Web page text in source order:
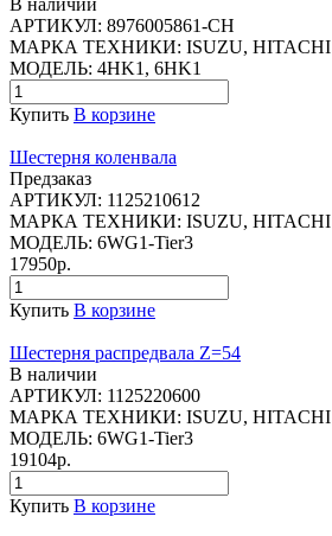
АРТИКУЛ: 8976005861-CH
МАРКА ТЕХНИКИ: ISUZU, HITACHI
МОДЕЛЬ: 4HK1, 6HK1
Купить В корзине
Шестерня коленвала
Предзаказ
АРТИКУЛ: 1125210612
МАРКА ТЕХНИКИ: ISUZU, HITACHI
МОДЕЛЬ: 6WG1-Tier3
17950р.
Купить В корзине
Шестерня распредвала Z=54
В наличии
АРТИКУЛ: 1125220600
МАРКА ТЕХНИКИ: ISUZU, HITACHI
МОДЕЛЬ: 6WG1-Tier3
19104р.
Купить В корзине